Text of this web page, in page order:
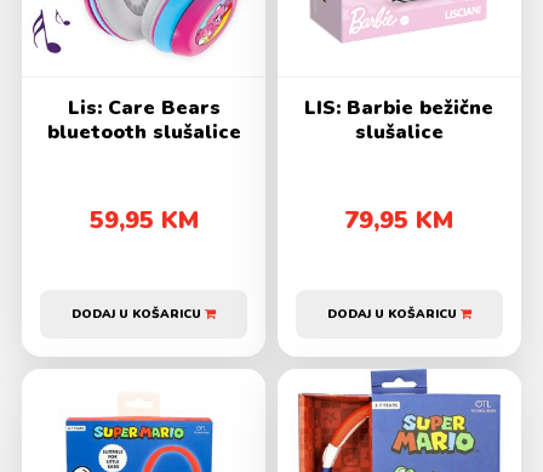
Lis: Care Bears
bluetooth slušalice
59,95 KM
DODAJ U KOŠARICU
LIS: Barbie bežične
slušalice
79,95 KM
DODAJ U KOŠARICU